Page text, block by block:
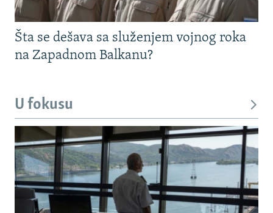
Šta se dešava sa služenjem vojnog roka
na Zapadnom Balkanu?
U fokusu